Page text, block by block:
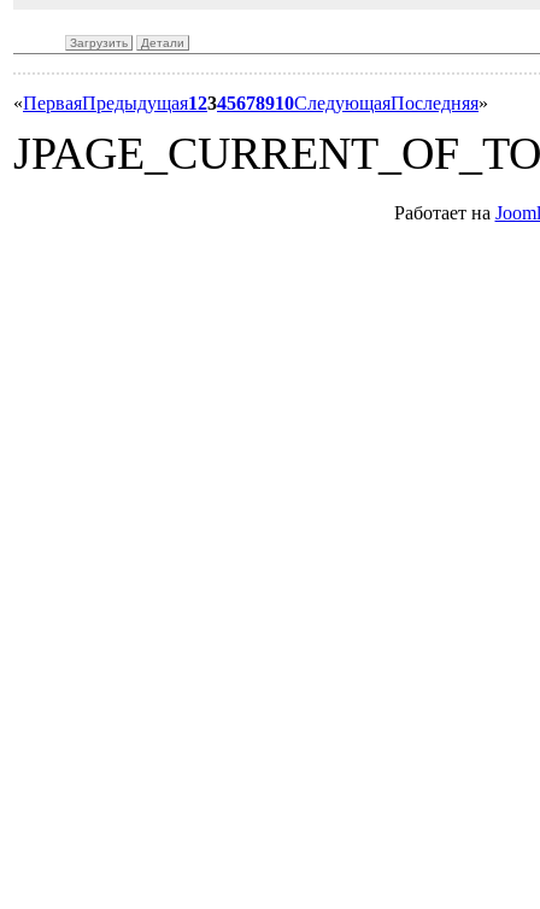
Загрузить Детали
«ПерваяПредыдущая12345678910СледующаяПоследняя»
Работает на